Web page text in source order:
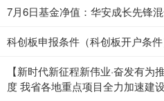
7月6日基金净值：华安成长先锋
科创板申报条件（科创板开户条件
【新时代新征程新伟业·奋发有为
度 我省各地重点项目全力加速建